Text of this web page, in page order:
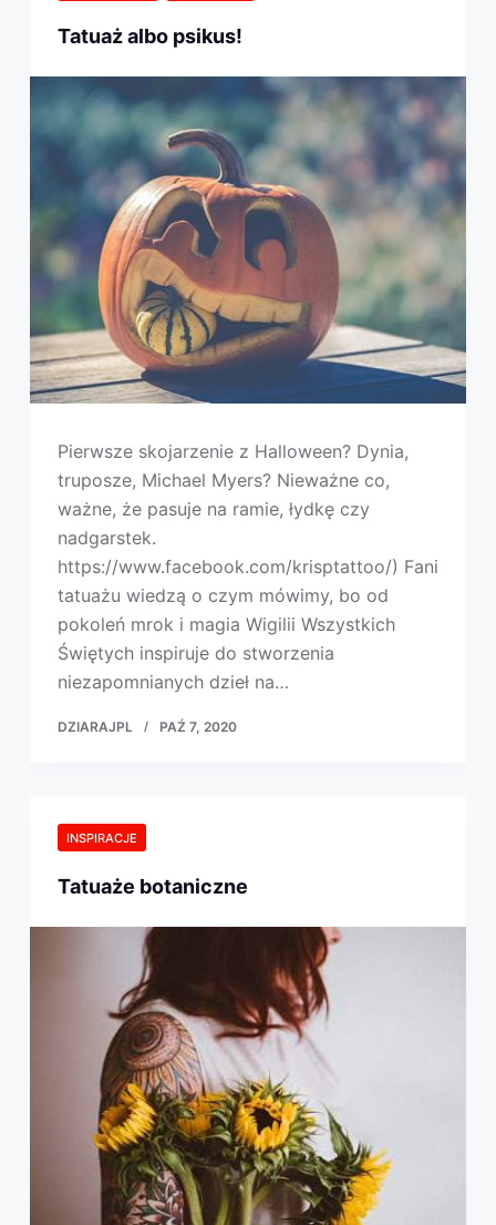
Tatuaż albo psikus!
Pierwsze skojarzenie z Halloween? Dynia,
truposze, Michael Myers? Nieważne co,
ważne, że pasuje na ramie, łydkę czy
nadgarstek.
https://www.facebook.com/krisptattoo/) Fani
tatuażu wiedzą o czym mówimy, bo od
pokoleń mrok i magia Wigilii Wszystkich
Świętych inspiruje do stworzenia
niezapomnianych dzieł na…
DZIARAJPL PAŹ 7, 2020
INSPIRACJE
Tatuaże botaniczne